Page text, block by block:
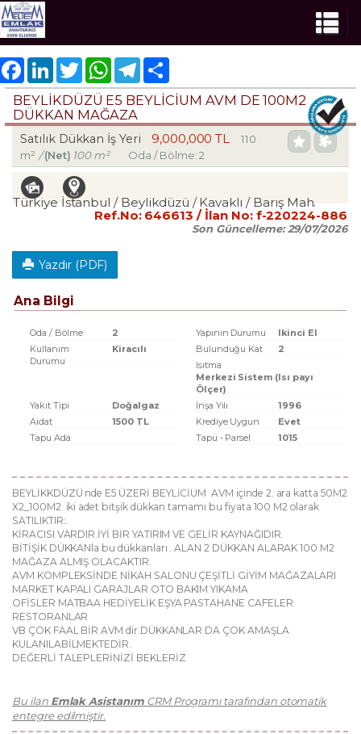
FacebookLinkedInTwitter WhatsAppTelegram
BEYLİKDÜZÜ E5 BEYLİCİUM AVM DE 100M2
DÜKKAN MAĞAZA
Satılık Dükkan İş Yeri 9,000,000 TL
110
m² /(Net) 100 m² Oda / Bölme: 2
Türkiye İstanbul / Beylikdüzü / Kavaklı / Barış Mah.
Ref.No: 646613 / İlan No: f-220224-886
Son Güncelleme:29/07/2026
Yazdır (PDF)
Ana Bilgi
Oda / Bölme 2 Yapının Durumu
Ikinci El
Kullanım
Durumu
Kiracılı Bulunduğu Kat
2
Isıtma
Merkezi Sistem (Isı payı
Ölçer)
Yakıt Tipi
Doğalgaz İnşa Yılı
1996
Aidat
1500 TL Krediye Uygun
Evet
Tapu Ada
Tapu - Parsel 1015
BEYLİKKDÜZÜ nde E5 ÜZERİ BEYLİCİUM AVM içinde 2. ara katta 50M2
X2_100M2 iki adet bitşik dükkan tamamı bu fiyata 100 M2 olarak
SATILIKTIR:.
KİRACISI VARDIR.İYİ BİR YATIRIM VE GELİR KAYNAĞIDIR.
BİTİŞİK DÜKKANla bu dükkanları . ALAN 2 DÜKKAN ALARAK 100 M2
MAĞAZA ALMIŞ OLACAKTIR.
AVM KOMPLEKSİNDE NİKAH SALONU ÇEŞİTLİ GİYİM MAĞAZALARI
MARKET KAPALI GARAJLAR OTO BAKIM YIKAMA
OFİSLER MATBAA HEDİYELİK EŞYA PASTAHANE CAFELER
RESTORANLAR
VB ÇOK FAAL BİR AVM dir.DÜKKANLAR DA ÇOK AMAŞLA
KULANILABİLMEKTEDİR.
DEĞERLİ TALEPLERİNİZİ BEKLERİZ
Bu ilan Emlak AsistanımCRM Programı tarafından otomatik
entegre edilmiştir.